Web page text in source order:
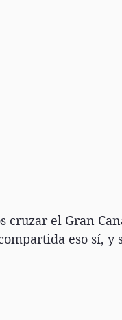
cruzar el Gran
eso sí, y